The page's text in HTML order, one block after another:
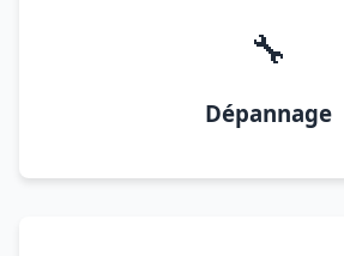
🔧
Dépannage